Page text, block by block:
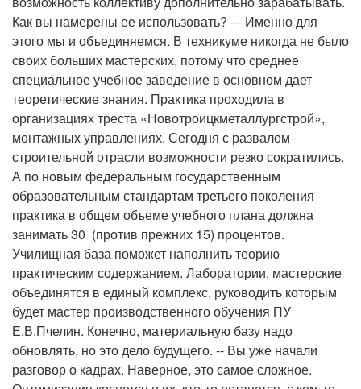
Как вы намерены ее использовать? -- Именно для
этого мы и объединяемся. В техникуме никогда не было
своих больших мастерских, потому что среднее
специальное учебное заведение в основном дает
теоретические знания. Практика проходила в
организациях треста «Новотроицкметаллургстрой»,
монтажных управлениях. Сегодня с развалом
строительной отрасли возможности резко сократились.
А по новым федеральным государственным
образовательным стандартам третьего поколения
практика в общем объеме учебного плана должна
занимать 30 (против прежних 15) процентов.
Училищная база поможет наполнить теорию
практическим содержанием. Лаборатории, мастерские
объединятся в единый комплекс, руководить которым
будет мастер производственного обучения ПУ
Е.В.Пчелин. Конечно, материальную базу надо
обновлять, но это дело будущего. -- Вы уже начали
разговор о кадрах. Наверное, это самое сложное.